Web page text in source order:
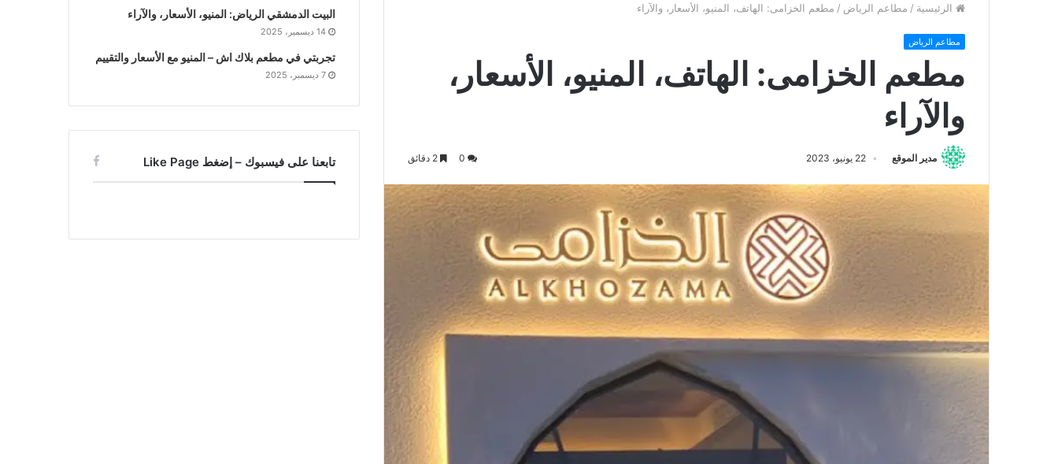
الرئيسية / مطاعم الرياض / مطعم الخزامى: الهاتف، المنيو، الأسعار، والآراء
مطاعم الرياض
مطعم الخزامى: الهاتف، المنيو، الأسعار،
والآراء
مدير الموقع 22 يونيو، 2023
البيت الدمشقي الرياض: المنيو، الأسعار، والآراء
14 ديسمبر، 2025
تجربتي في مطعم بلاك اش – المنيو مع الأسعار والتقييم
7 ديسمبر، 2025
تابعنا على فيسبوك – إضغط Like Page